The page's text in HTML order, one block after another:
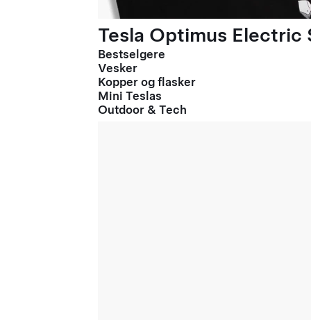
Tesla Optimus
Bestselgere
Vesker
Kopper og flasker
Mini Teslas
Outdoor & Tech